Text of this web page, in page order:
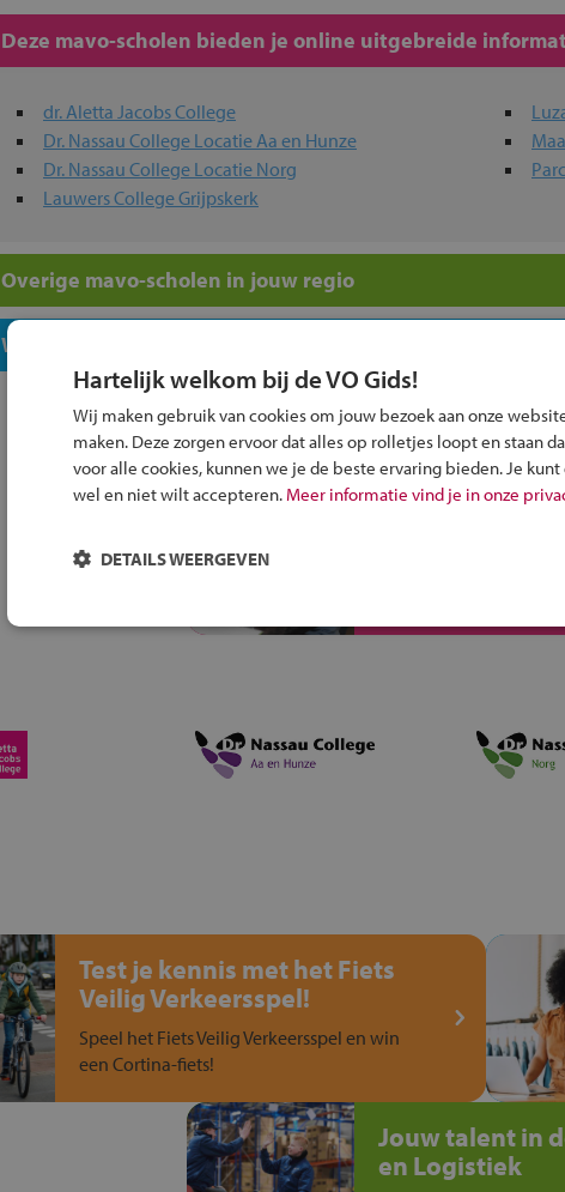
Deze mavo-scholen bieden je online uitgebreide
dr. Aletta Jacobs College
Dr. Nassau College Locatie Aa en Hunze
Dr. Nassau College Locatie Norg
Lauwers College Grijpskerk
Overige mavo-scholen in jouw regio
Welk onderwijsconcept past bij jou?
Alle informatie om je
Test je kennis met het Fiets
Veilig Verkeersspel!
Speel het Fiets Veilig Verkeersspel en win
een Cortina-fiets!
Jouw talent in
en Logistiek
Hartelijk welkom bij de VO Gids!
Wij maken gebruik van cookies om jouw bezoek aan onze
maken. Deze zorgen ervoor dat alles op rolletjes loopt en staan
voor alle cookies, kunnen we je de beste ervaring bieden. Je
wel en niet wilt accepteren. Meer informatie vind je in onze
DETAILS WEERGEVEN